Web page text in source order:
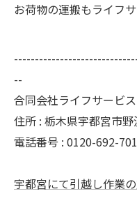
お荷物の運搬もライフ
--
合同会社ライフサービス
住所 : 栃木県宇都宮市
電話番号 : 0120-692-701
宇都宮にて引越し作業